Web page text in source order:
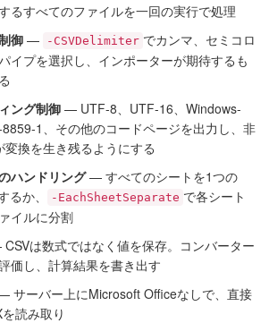
るすべてのファイルを一回の実行で処理
御— -CSVDelimiter でカンマ、セミコロ
イプを選択し、インポーターが期待するも
ング制御 — UTF-8、UTF-16、Windows-
1、その他のコードページを出力し、非
変換を生き残るようにする
ハンドリング— すべてのシートを1つの
るか、
-EachSheetSeparate で各シート
イルに分割
は数式ではなく値を保存。コンバーター
価し、計算結果を書き出す
サーバー上にMicrosoft Officeなしで、直接
読み取り